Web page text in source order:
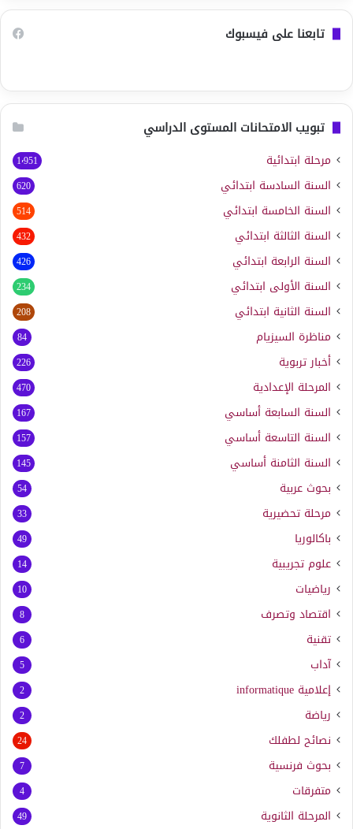
تابعنا على فيسبوك
تبويب الامتحانات المستوى الدراسي
مرحلة ابتدائية 1٬951
السنة السادسة ابتدائي 620
السنة الخامسة ابتدائي 514
السنة الثالثة ابتدائي 432
السنة الرابعة ابتدائي 426
السنة الأولى ابتدائي 234
السنة الثانية ابتدائي 208
مناظرة السيزيام 84
أخبار تربوية 226
المرحلة الإعدادية 470
السنة السابعة أساسي 167
السنة التاسعة أساسي 157
السنة الثامنة أساسي 145
بحوث عربية 54
مرحلة تحضيرية 33
باكالوريا 49
علوم تجريبية 14
رياضيات 10
اقتصاد وتصرف 8
تقنية 6
آداب 5
إعلامية informatique
2
رياضة 2
نصائح لطفلك 24
بحوث فرنسية 7
متفرقات 4
المرحلة الثانوية 49